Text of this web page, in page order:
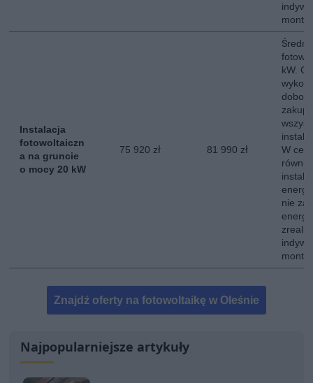
Instalacja
fotowoltaiczn
a na gruncie
o mocy 20 kW
75 920 zł 81 990 zł
Średni
kW.
W
nie
Znajdź oferty na fotowoltaikę w Oleśnie
Najpopularniejsze artykuły